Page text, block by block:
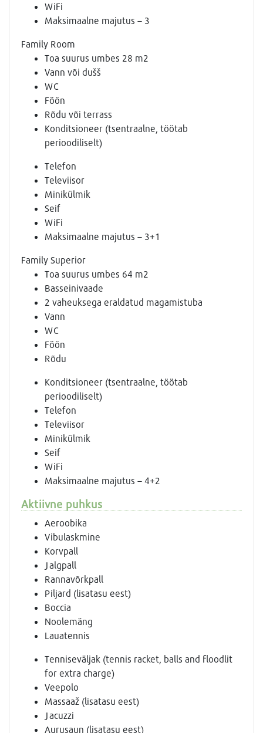
WiFi
Maksimaalne majutus – 3
Family Room
Toa suurus umbes 28 m2
Vann või dušš
WC
Föön
Rõdu või terrass
Konditsioneer (tsentraalne, töötab
perioodiliselt)
Telefon
Televiisor
Minikülmik
Seif
WiFi
Maksimaalne majutus – 3+1
Family Superior
Toa suurus umbes 64 m2
Basseinivaade
2 vaheuksega eraldatud magamistuba
Vann
WC
Föön
Rõdu
Konditsioneer (tsentraalne, töötab
perioodiliselt)
Telefon
Televiisor
Minikülmik
Seif
WiFi
Maksimaalne majutus – 4+2
Aktiivne puhkus
Aeroobika
Vibulaskmine
Korvpall
Jalgpall
Rannavõrkpall
Piljard (lisatasu eest)
Boccia
Noolemäng
Lauatennis
Tenniseväljak (tennis racket, balls and floodlit
for extra charge)
Veepolo
Massaaž (lisatasu eest)
Jacuzzi
Aurusaun (lisatasu eest)